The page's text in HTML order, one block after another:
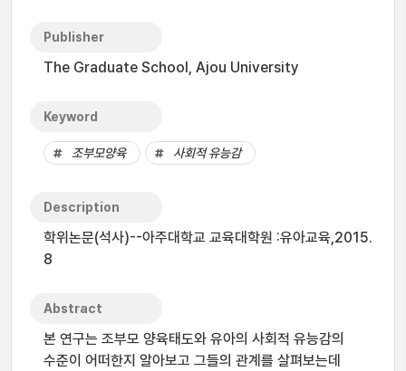
Publisher
The Graduate School, Ajou University
Keyword
조부모양육 사회적 유능감
Description
학위논문(석사)--아주대학교 교육대학원 :유아교육,2015.
8
Abstract
본 연구는 조부모 양육태도와 유아의 사회적 유능감의
수준이 어떠한지 알아보고 그들의 관계를 살펴보는데